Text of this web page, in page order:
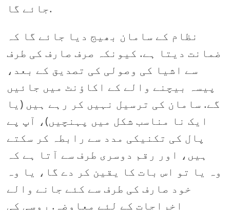
جائے گا.
نظام کے سامان بھیج دیا جائے گا کہ
ضمانت دیتا ہے. کیونکہ صرف صارف کی طرف
سے اشیا کی وصولی کی تصدیق کے بعد،
پیسہ بیچنے والے کے اکاؤنٹ میں جائیں
گے. سامان کی ترسیل نہیں کر رہے ہیں (یا
ایک نا مناسب شکل میں پہنچیں)، آپ پے
پال کی تکنیکی مدد سے رابطہ کر سکتے
ہیں، اور رقم دوسری طرف سے آتا ہے کہ
وہ یا تو اس بات کا یقین کر دے گا، یا وہ
خود صارف کی طرف سے کئے جانے والے
اخراجات کے لئے معاوضہ. روسی کی